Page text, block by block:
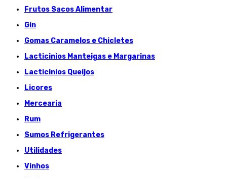
Frutos Sacos Alimentar
Gin
Gomas Caramelos e Chicletes
Lacticinios Manteigas e Margarinas
Lacticinios Queijos
Licores
Mercearia
Rum
Sumos Refrigerantes
Utilidades
Vinhos